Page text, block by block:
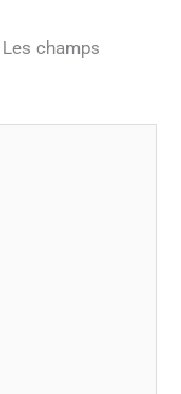
Les champs